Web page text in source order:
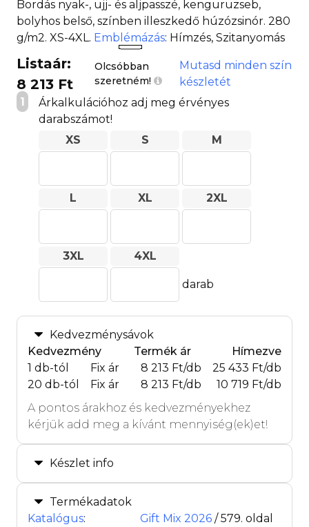
Bordás nyak-, ujj- és aljpasszé, kenguruzseb,
bolyhos belső, színben illeszkedő húzózsinór. 280
g/m2. XS-4XL. Emblémázás: Hímzés, Szitanyomás
Listaár:
8 213 Ft
Olcsóbban
szeretném!
Mutasd minden szín
készletét
1
Árkalkulációhoz adj meg érvényes
darabszámot!
XS
S M
L XL 2XL
3XL 4XL
darab
Kedvezménysávok
Kedvezmény
Termék ár
Hímezve
1 db-tól
Fix ár 8 213 Ft/db
25 433 Ft/db
20 db-tól
Fix ár 8 213 Ft/db
10 719 Ft/db
A pontos árakhoz és kedvezményekhez
kérjük add meg a kívánt mennyiség(ek)et!
Készlet info
Termékadatok
Katalógus: Gift Mix 2026 / 579. oldal